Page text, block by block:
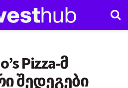
Pizza-მ
შედეგები